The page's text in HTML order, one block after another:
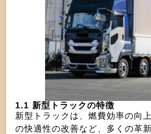
1.1 新型トラックの特徴
新型トラックは、燃費効率の向
の快適性の改善など、多くの革